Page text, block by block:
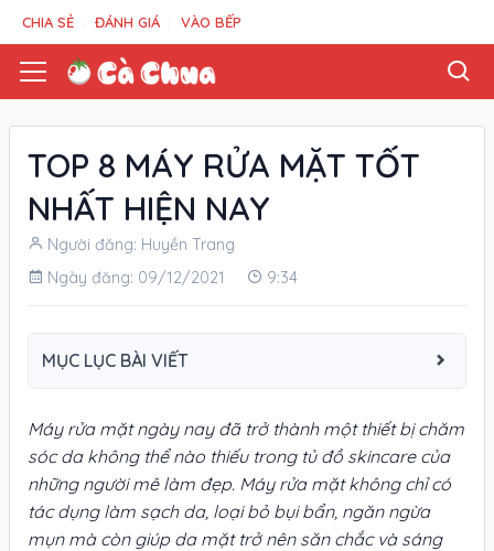
CHIA SẺ ĐÁNH GIÁ VÀO BẾP
TOP 8 MÁY RỬA MẶT TỐT
NHẤT HIỆN NAY
Người đăng: Huyền Trang
Ngày đăng: 09/12/2021
9:34
MỤC LỤC BÀI VIẾT
Máy rửa mặt ngày nay đã trở thành một thiết bị chăm
sóc da không thể nào thiếu trong tủ đồ skincare của
những người mê làm đẹp. Máy rửa mặt không chỉ có
tác dụng làm sạch da, loại bỏ bụi bẩn, ngăn ngừa
mụn mà còn giúp da mặt trở nên săn chắc và sáng